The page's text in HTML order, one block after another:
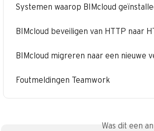
Systemen waarop BIMcloud
BIMcloud beveiligen van HTTP naar
BIMcloud migreren naar een nieuwe
Foutmeldingen Teamwork
Was dit een